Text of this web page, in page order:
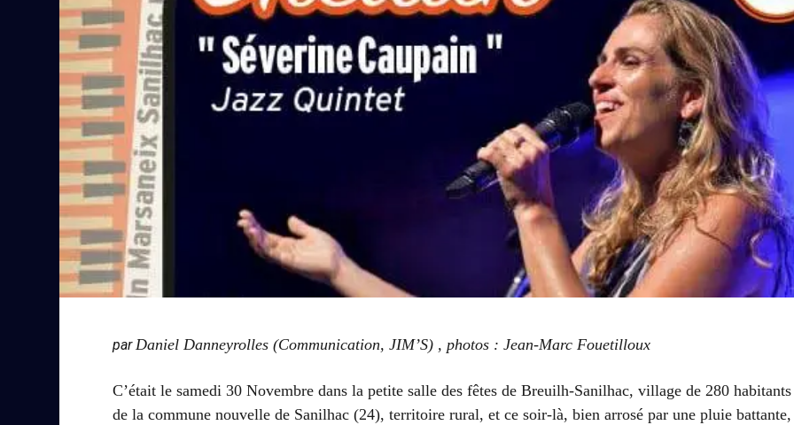
par Daniel Danneyrolles (Communication, JIM’S) , photos : Jean-Marc Fouetilloux
C’était le samedi 30 Novembre dans la petite salle des fêtes de Breuilh-Sanilhac, village de 280 habitants
de la commune nouvelle de Sanilhac (24), territoire rural, et ce soir-là, bien arrosé par une pluie battante,